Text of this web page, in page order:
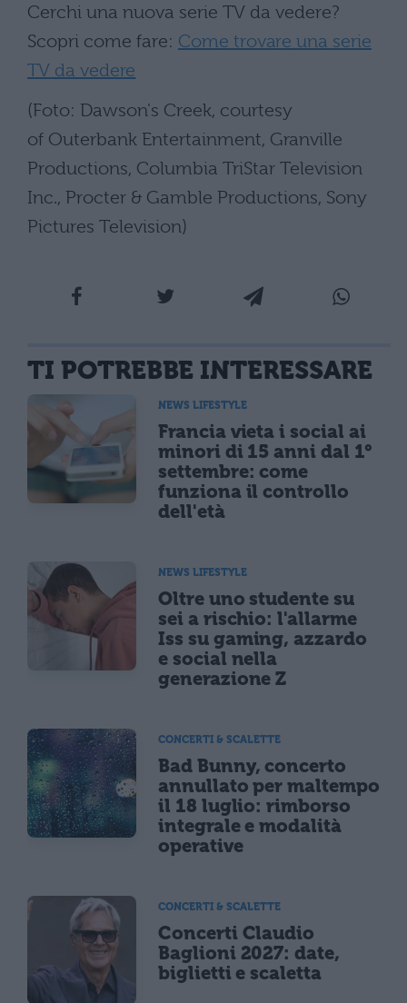
Cerchi una nuova serie TV da vedere?
Scopri come fare: Come trovare una serie
TV da vedere
(Foto: Dawson's Creek, courtesy
of Outerbank Entertainment, Granville
Productions, Columbia TriStar Television
Inc., Procter & Gamble Productions, Sony
Pictures Television)
TI POTREBBE INTERESSARE
NEWS LIFESTYLE
Francia vieta i social ai
minori di 15 anni dal 1°
settembre: come
funziona il controllo
dell'età
NEWS LIFESTYLE
Oltre uno studente su
sei a rischio: l'allarme
Iss su gaming, azzardo
e social nella
generazione Z
CONCERTI & SCALETTE
Bad Bunny, concerto
annullato per maltempo
il 18 luglio: rimborso
integrale e modalità
operative
CONCERTI & SCALETTE
Concerti Claudio
Baglioni 2027: date,
biglietti e scaletta